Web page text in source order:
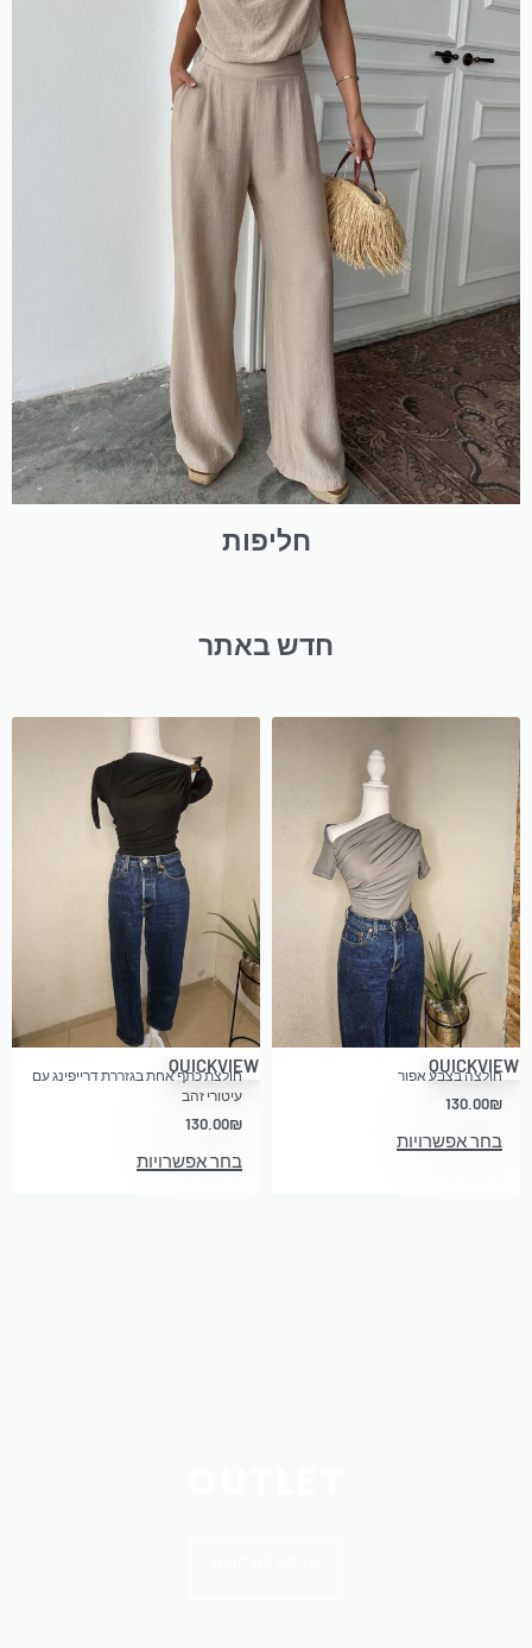
חליפות
חדש באתר
QUICKVIEW
חולצה בצבע אפור
130.00₪
בחר אפשרויות
QUICKVIEW
חולצת כתף אחת בגזררת דרייפינג עם
עיטורי זהב
130.00₪
בחר אפשרויות